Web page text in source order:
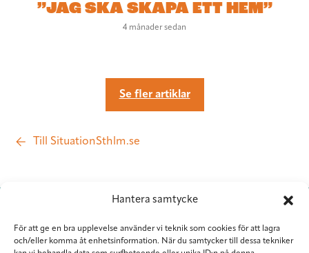
Hantera samtycke
För att ge en bra upplevelse använder vi teknik som cookies för att lagra
och/eller komma åt enhetsinformation. När du samtycker till dessa tekniker
”JAG SKA SKAPA ETT HEM”
4 månader sedan
Se fler artiklar
Till SituationSthlm.se